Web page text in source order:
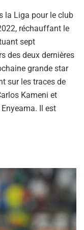
la Liga pour le club
réchauffant le
sept
des deux dernières
grande star
sur les traces de
Kameni et
Il est